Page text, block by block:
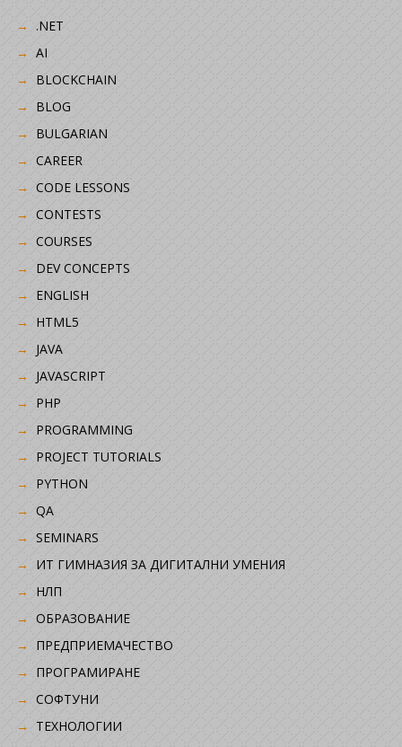
.NET
AI
BLOCKCHAIN
BLOG
BULGARIAN
CAREER
CODE LESSONS
CONTESTS
COURSES
DEV CONCEPTS
ENGLISH
HTML5
JAVA
JAVASCRIPT
PHP
PROGRAMMING
PROJECT TUTORIALS
PYTHON
QA
SEMINARS
ИТ ГИМНАЗИЯ ЗА ДИГИТАЛНИ УМЕНИЯ
НЛП
ОБРАЗОВАНИЕ
ПРЕДПРИЕМАЧЕСТВО
ПРОГРАМИРАНЕ
СОФТУНИ
ТЕХНОЛОГИИ